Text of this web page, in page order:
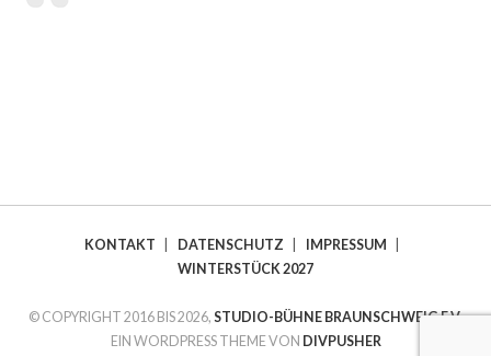
KONTAKT DATENSCHUTZ IMPRESSUM
WINTERSTÜCK 2027
© COPYRIGHT 2016 BIS 2026, STUDIO-BÜHNE BRAUNSCHWEIG E.V.
EIN WORDPRESS THEME VON DIVPUSHER